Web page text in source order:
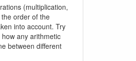
(multiplication,
order of the
into account. Try
any arithmetic
between different